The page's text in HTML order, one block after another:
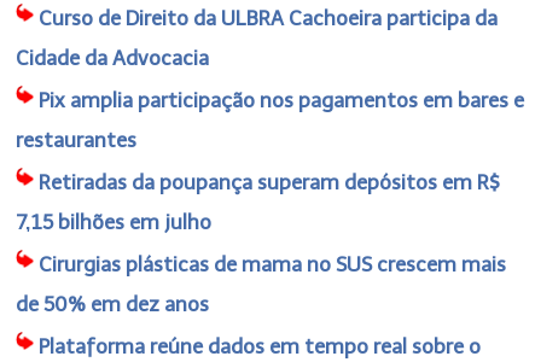
Curso de Direito da ULBRA Cachoeira participa da
Cidade da Advocacia
Pix amplia participação nos pagamentos em bares e
restaurantes
Retiradas da poupança superam depósitos em R$
7,15 bilhões em julho
Cirurgias plásticas de mama no SUS crescem mais
de 50% em dez anos
Plataforma reúne dados em tempo real sobre o